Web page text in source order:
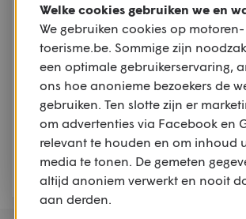
wordt
dealer
NIEUWS
Moto Guzzi
vernieuwd
tijdens Moto
Days 2026
Welke cookies gebruiken we en
We gebruiken cookies op motoren-
toerisme.be. Sommige zijn
een optimale gebruikerservaring,
ons hoe anonieme bezoekers de
gebruiken. Ten slotte zijn er
om advertenties via Facebook en
relevant te houden en om inhoud
media te tonen. De gemeten
altijd anoniem verwerkt en nooit
aan derden.